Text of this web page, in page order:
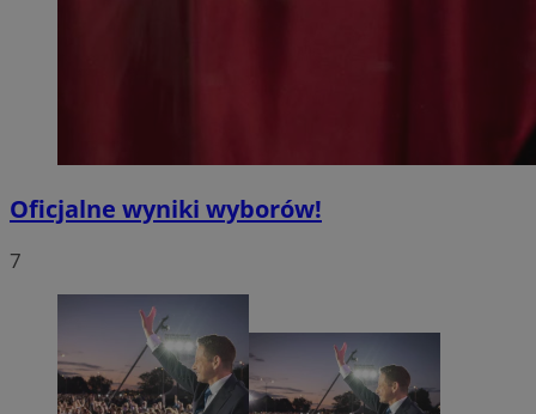
Oficjalne wyniki wyborów!
7